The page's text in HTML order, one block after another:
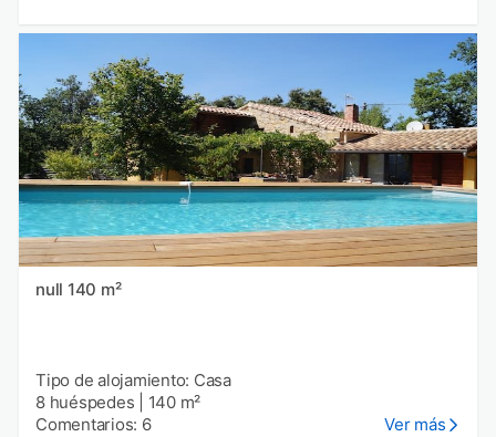
null 140 m²
Tipo de alojamiento: Casa
8 huéspedes
140 m²
Comentarios: 6
Ver más